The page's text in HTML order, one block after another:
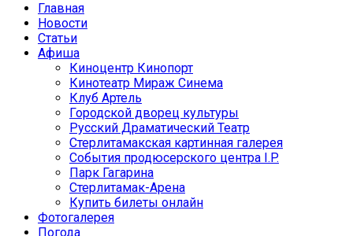
Главная
Новости
Статьи
Афиша
Киноцентр Кинопорт
Кинотеатр Мираж Синема
Клуб Артель
Городской дворец культуры
Русский Драматический Театр
Стерлитамакская картинная галерея
События продюсерского центра I.P.
Парк Гагарина
Стерлитамак-Арена
Купить билеты онлайн
Фотогалерея
Погода